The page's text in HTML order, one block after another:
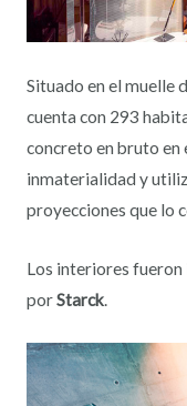
Situado en el muelle
cuenta con 293
concreto en bruto en
inmaterialidad y
proyecciones que lo
Los interiores fueron
porStarck.